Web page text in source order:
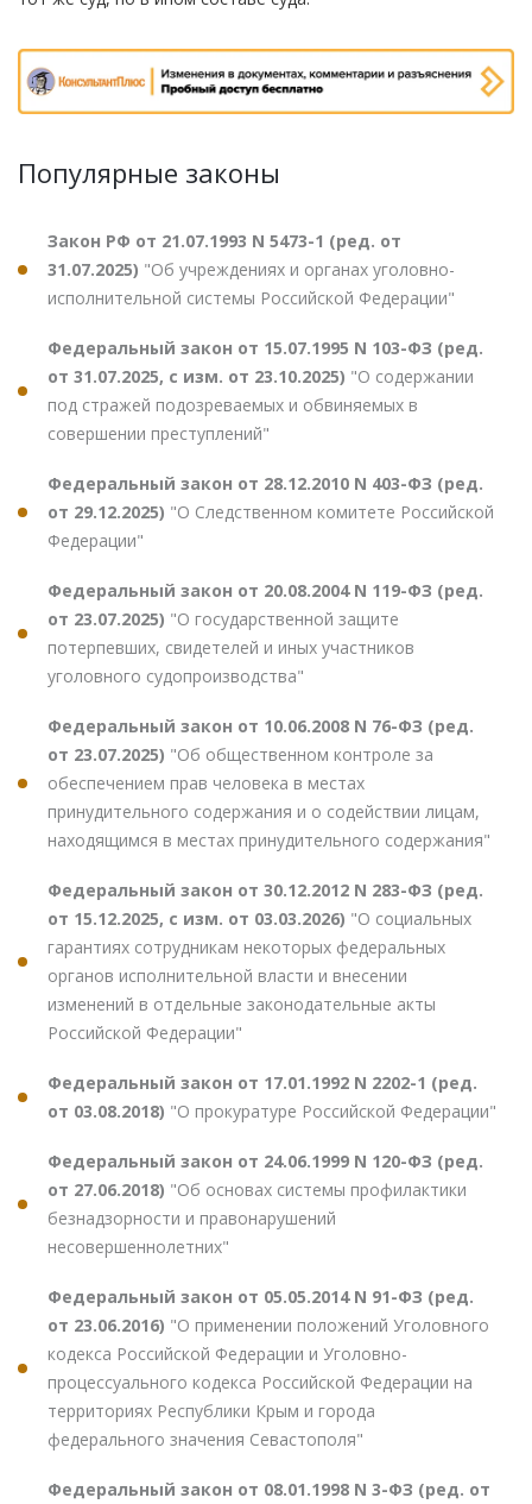
Популярные законы
Закон РФ от 21.07.1993 N 5473-1 (ред. от
31.07.2025) "Об учреждениях и органах уголовно-
исполнительной системы Российской Федерации"
Федеральный закон от 15.07.1995 N 103-ФЗ (ред.
от 31.07.2025, с изм. от 23.10.2025) "О содержании
под стражей подозреваемых и обвиняемых в
совершении преступлений"
Федеральный закон от 28.12.2010 N 403-ФЗ (ред.
от 29.12.2025) "О Следственном комитете Российской
Федерации"
Федеральный закон от 20.08.2004 N 119-ФЗ (ред.
от 23.07.2025) "О государственной защите
потерпевших, свидетелей и иных участников
уголовного судопроизводства"
Федеральный закон от 10.06.2008 N 76-ФЗ (ред.
от 23.07.2025) "Об общественном контроле за
обеспечением прав человека в местах
принудительного содержания и о содействии лицам,
находящимся в местах принудительного содержания"
Федеральный закон от 30.12.2012 N 283-ФЗ (ред.
от 15.12.2025, с изм. от 03.03.2026) "О социальных
гарантиях сотрудникам некоторых федеральных
органов исполнительной власти и внесении
изменений в отдельные законодательные акты
Российской Федерации"
Федеральный закон от 17.01.1992 N 2202-1 (ред.
от 03.08.2018) "О прокуратуре Российской Федерации"
Федеральный закон от 24.06.1999 N 120-ФЗ (ред.
от 27.06.2018) "Об основах системы профилактики
безнадзорности и правонарушений
несовершеннолетних"
Федеральный закон от 05.05.2014 N 91-ФЗ (ред.
от 23.06.2016) "О применении положений Уголовного
кодекса Российской Федерации и Уголовно-
процессуального кодекса Российской Федерации на
территориях Республики Крым и города
федерального значения Севастополя"
Федеральный закон от 08.01.1998 N 3-ФЗ (ред. от